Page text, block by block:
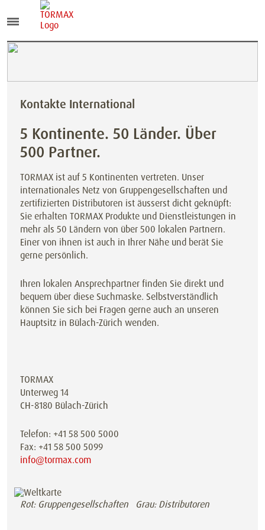
Kontakte International
5 Kontinente. 50 Länder. Über
500 Partner.
TORMAX ist auf 5 Kontinenten vertreten. Unser
internationales Netz von Gruppengesellschaften und
zertifizierten Distributoren ist äusserst dicht geknüpft:
Sie erhalten TORMAX Produkte und Dienstleistungen in
mehr als 50 Ländern von über 500 lokalen Partnern.
Einer von ihnen ist auch in Ihrer Nähe und berät Sie
gerne persönlich.
Ihren lokalen Ansprechpartner finden Sie direkt und
bequem über diese Suchmaske. Selbstverständlich
können Sie sich bei Fragen gerne auch an unseren
Hauptsitz in Bülach-Zürich wenden.
TORMAX
Unterweg 14
CH-8180 Bülach-Zürich
Telefon: +41 58 500 5000
Fax: +41 58 500 5099
info@tormax.com
Rot: Gruppengesellschaften Grau: Distributoren